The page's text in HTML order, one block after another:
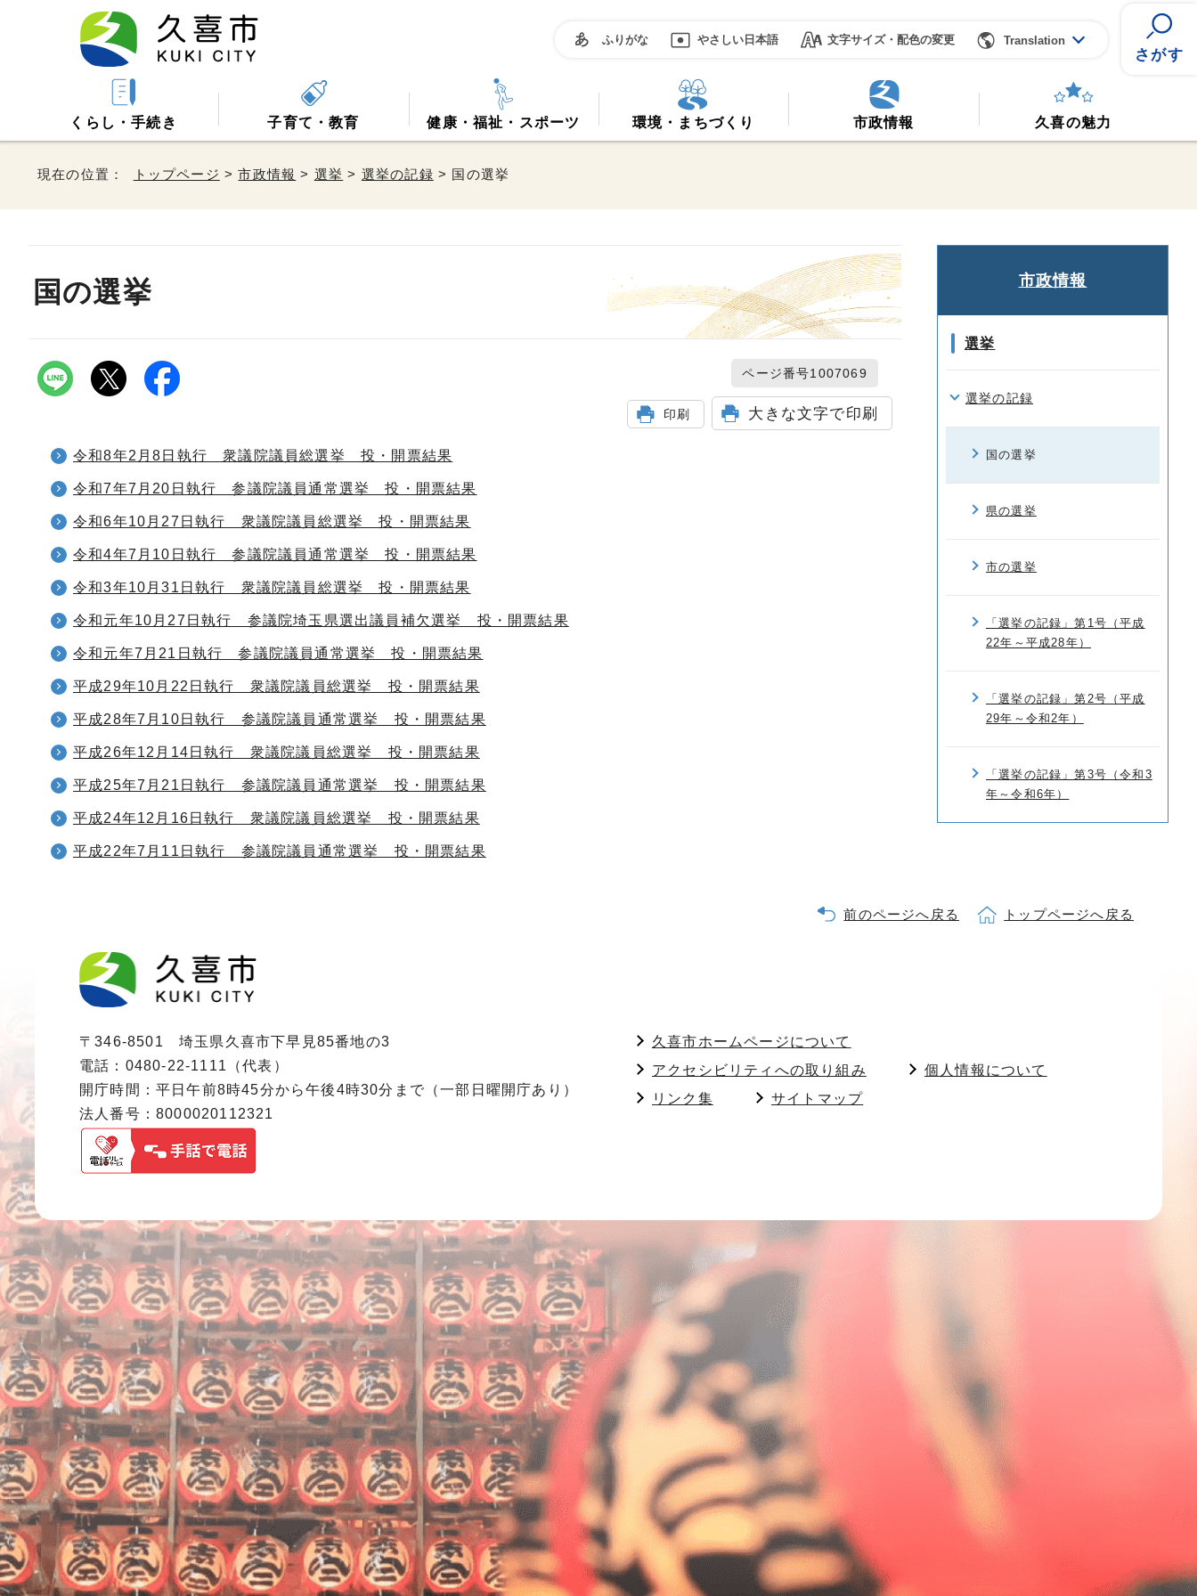
ふりがな やさしい日本語 文字サイズ・配色の変更 Translation
さがす
くらし・手続き 子育て・教育 健康・福祉・スポーツ 環境・まちづくり 市政情報 久喜の魅力
現在の位置： トップページ >市政情報 > 選挙 > 選挙の記録 > 国の選挙
国の選挙
ページ番号1007069
印刷 大きな文字で印刷
令和8年2月8日執行 衆議院議員総選挙 投・開票結果
令和7年7月20日執行 参議院議員通常選挙 投・開票結果
令和6年10月27日執行 衆議院議員総選挙 投・開票結果
令和4年7月10日執行 参議院議員通常選挙 投・開票結果
令和3年10月31日執行 衆議院議員総選挙 投・開票結果
令和元年10月27日執行 参議院埼玉県選出議員補欠選挙 投・開票結果
令和元年7月21日執行 参議院議員通常選挙 投・開票結果
平成29年10月22日執行 衆議院議員総選挙 投・開票結果
平成28年7月10日執行 参議院議員通常選挙 投・開票結果
平成26年12月14日執行 衆議院議員総選挙 投・開票結果
平成25年7月21日執行 参議院議員通常選挙 投・開票結果
平成24年12月16日執行 衆議院議員総選挙 投・開票結果
平成22年7月11日執行 参議院議員通常選挙 投・開票結果
市政情報
選挙
選挙の記録
国の選挙
県の選挙
市の選挙
「選挙の記録」第1号（平成
22年～平成28年）
「選挙の記録」第2号（平成
29年～令和2年）
「選挙の記録」第3号（令和3
年～令和6年）
前のページへ戻る トップページへ戻る
〒346-8501 埼玉県久喜市下早見85番地の3
電話：0480-22-1111（代表）
開庁時間：平日午前8時45分から午後4時30分まで（一部日曜開庁あり）
法人番号：8000020112321
久喜市ホームページについて
アクセシビリティへの取り組み
個人情報について
リンク集
サイトマップ